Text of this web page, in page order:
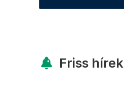
Friss hírek